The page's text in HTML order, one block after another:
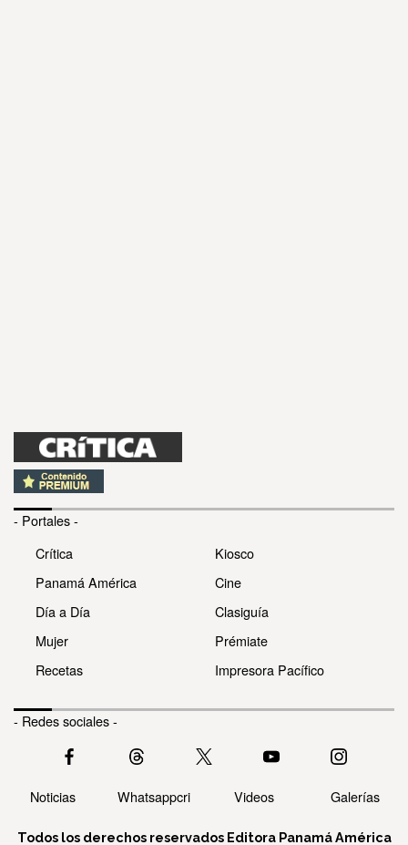
- Portales -
Crítica
Panamá América
Día a Día
Mujer
Recetas
Kiosco
Cine
Clasiguía
Prémiate
Impresora Pacífico
- Redes sociales -
Noticias Whatsappcri Videos Galerías
Todos los derechos reservados Editora Panamá América